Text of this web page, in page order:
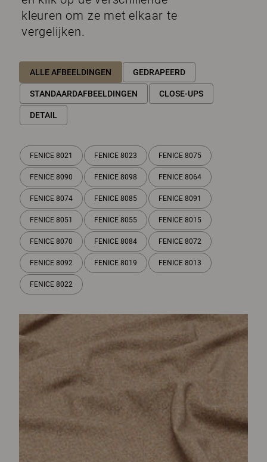
kleuren om ze met elkaar te
vergelijken.
ALLE AFBEELDINGEN GEDRAPEERD
STANDAARDAFBEELDINGEN CLOSE-UPS
DETAIL
FENICE 8021 FENICE 8023 FENICE 8075
FENICE 8090 FENICE 8098 FENICE 8064
FENICE 8074 FENICE 8085 FENICE 8091
FENICE 8051 FENICE 8055 FENICE 8015
FENICE 8070 FENICE 8084 FENICE 8072
FENICE 8092 FENICE 8019 FENICE 8013
FENICE 8022